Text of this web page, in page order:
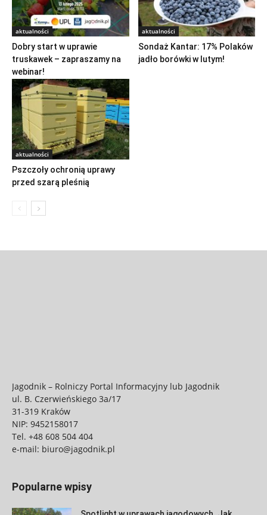
aktualności
Dobry start w uprawie
truskawek – zapraszamy na
webinar!
aktualności
Sondaż Kantar: 17% Polaków
jadło borówki w lutym!
aktualności
Pszczoły ochronią uprawy
przed szarą pleśnią
Jagodnik – Rolniczy Portal Informacyjny lub Jagodnik
ul. B. Czerwieńskiego 3a/17
31-319 Kraków
NIP: 9452158017
Tel. +48 608 504 404
e-mail: biuro@jagodnik.pl
Popularne wpisy